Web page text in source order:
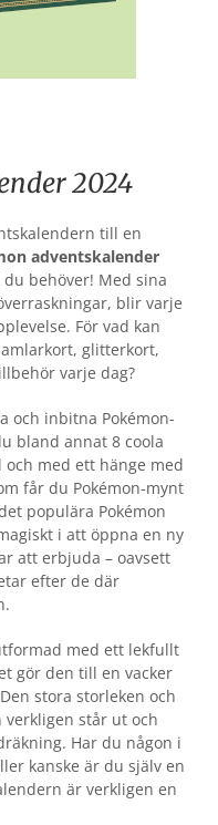
2024
till en
adventskalender
du behöver! Med sina
blir varje
För vad kan
glitterkort,
varje dag?
och inbitna Pokémon-
bland annat 8 coola
med ett hänge med
får du Pokémon-mynt
populära Pokémon
i att öppna en ny
att erbjuda – oavsett
efter de där
med ett lekfullt
gör den till en vacker
stora storleken och
står ut och
Har du någon i
kanske är du själv en
är verkligen en